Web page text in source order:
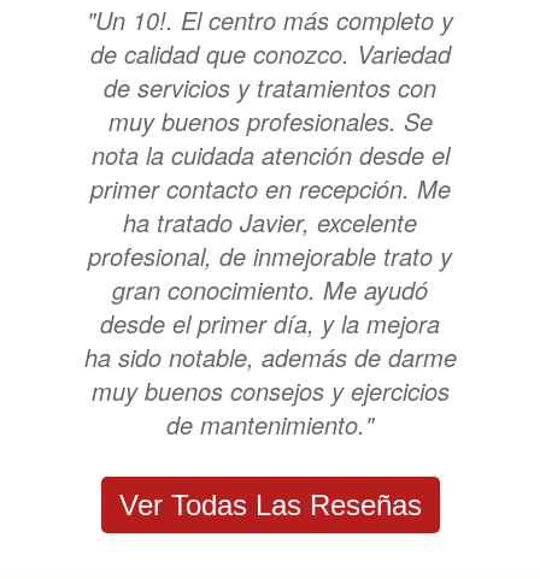
"Un 10!. El centro más completo y
de calidad que conozco. Variedad
de servicios y tratamientos con
muy buenos profesionales. Se
nota la cuidada atención desde el
primer contacto en recepción. Me
ha tratado Javier, excelente
profesional, de inmejorable trato y
gran conocimiento. Me ayudó
desde el primer día, y la mejora
ha sido notable, además de darme
muy buenos consejos y ejercicios
de mantenimiento."
Ver Todas Las Reseñas